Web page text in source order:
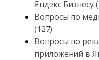
Яндекс Бизнесу
Вопросы по
(127)
Вопросы по
приложений в